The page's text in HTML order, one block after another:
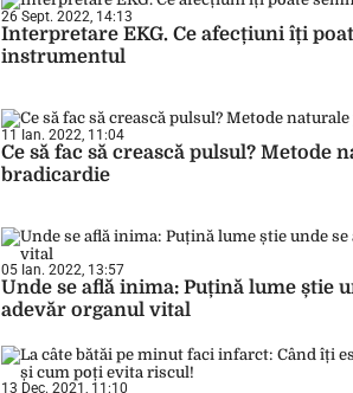
26 Sept. 2022, 14:13
Interpretare EKG. Ce afecțiuni îți
instrumentul
11 Ian. 2022, 11:04
Ce să fac să crească pulsul? Metode
bradicardie
05 Ian. 2022, 13:57
Unde se află inima: Puțină lume știe
adevăr organul vital
13 Dec. 2021, 11:10